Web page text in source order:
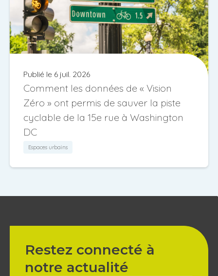
Publié le 6 juil. 2026
Comment les données de « Vision
Zéro » ont permis de sauver la piste
cyclable de la 15e rue à Washington
DC
Espaces urbains
Restez connecté à
notre actualité